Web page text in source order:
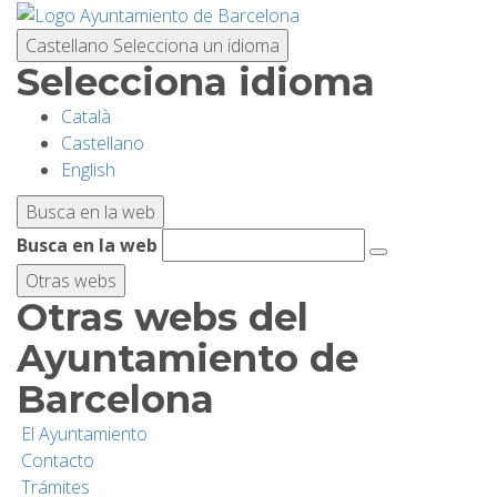
Castellano Selecciona un idioma
Selecciona idioma
Català
Castellano
English
Busca en la web
Busca en la web
Otras webs
Otras webs del
Ayuntamiento de
Barcelona
El Ayuntamiento
Contacto
Trámites
Pasar
contenido
principal
PLANIFICA TU VISITA
BIODIVERSIDAD
ACTIVIDADES
ESCUELAS
INVESTIGACIÓN/CONSERVACIÓN
SOSTENIBILIDAD